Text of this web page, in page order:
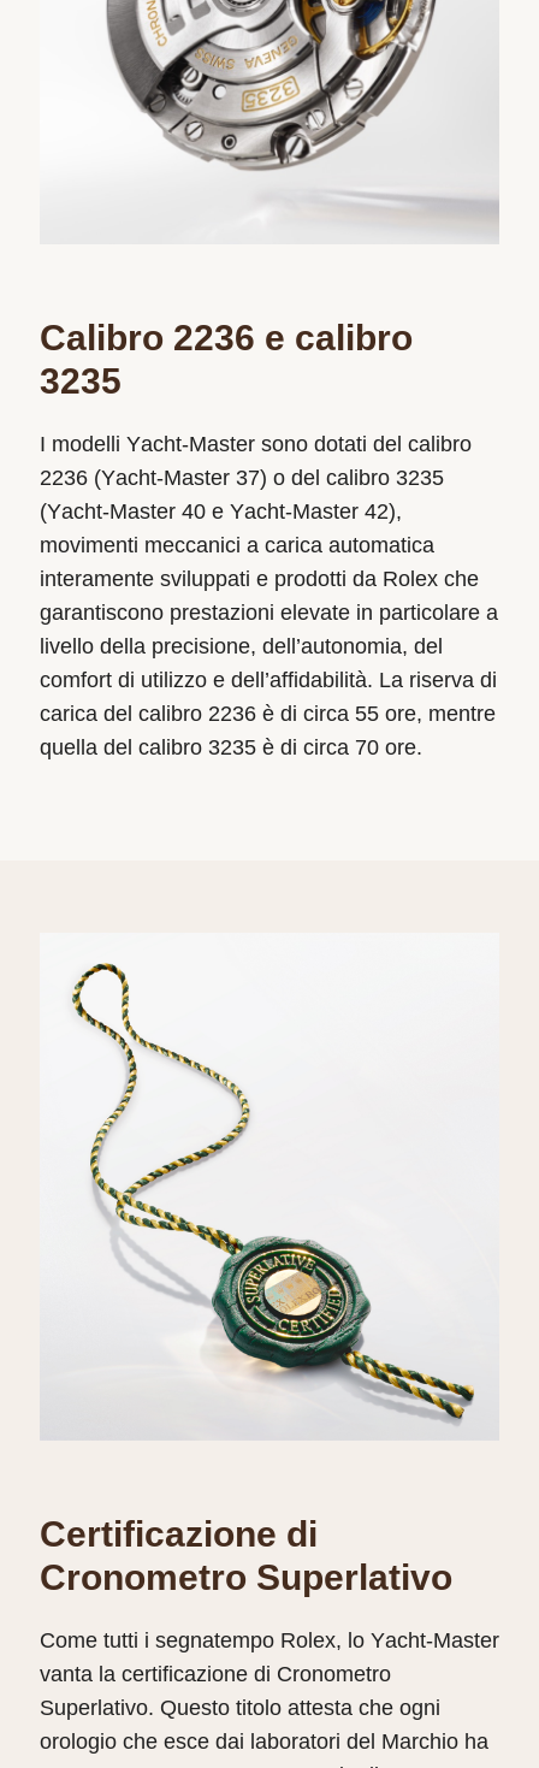
Calibro 2236 e calibro
3235
I modelli Yacht‑Master sono dotati del calibro
2236 (Yacht‑Master 37) o del calibro 3235
(Yacht‑Master 40 e Yacht‑Master 42),
movimenti meccanici a carica automatica
interamente sviluppati e prodotti da Rolex che
garantiscono prestazioni elevate in particolare a
livello della precisione, dell’autonomia, del
comfort di utilizzo e dell’affidabilità. La riserva di
carica del calibro 2236 è di circa 55 ore, mentre
quella del calibro 3235 è di circa 70 ore.
Certificazione di
Cronometro Superlativo
Come tutti i segnatempo Rolex, lo Yacht‑Master
vanta la certificazione di Cronometro
Superlativo. Questo titolo attesta che ogni
orologio che esce dai laboratori del Marchio ha